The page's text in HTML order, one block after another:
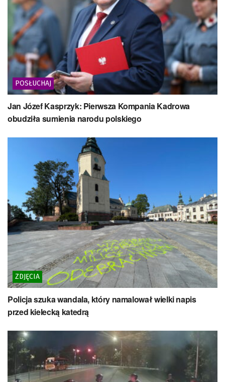
POSŁUCHAJ
Jan Józef Kasprzyk: Pierwsza Kompania Kadrowa
obudziła sumienia narodu polskiego
ZDJĘCIA
Policja szuka wandala, który namalował wielki napis
przed kielecką katedrą